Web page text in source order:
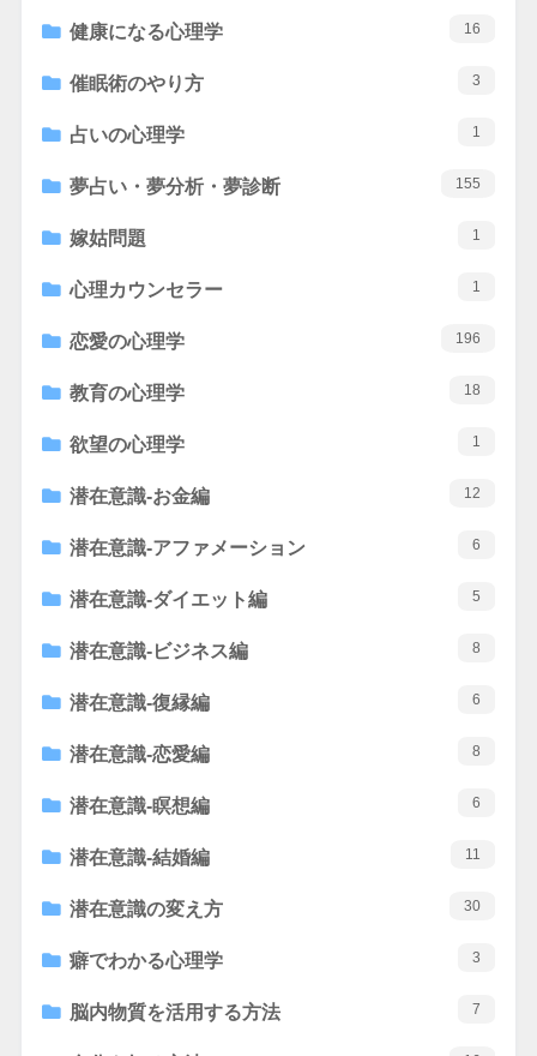
健康になる心理学 16
催眠術のやり方 3
占いの心理学 1
夢占い・夢分析・夢診断 155
嫁姑問題 1
心理カウンセラー 1
恋愛の心理学 196
教育の心理学 18
欲望の心理学 1
潜在意識-お金編 12
潜在意識-アファメーション 6
潜在意識-ダイエット編 5
潜在意識-ビジネス編 8
潜在意識-復縁編 6
潜在意識-恋愛編 8
潜在意識-瞑想編 6
潜在意識-結婚編 11
潜在意識の変え方 30
癖でわかる心理学 3
脳内物質を活用する方法 7